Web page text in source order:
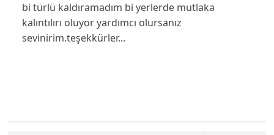
bi türlü kaldıramadım bi yerlerde mutlaka
kalıntılırı oluyor yardımcı olursanız
sevinirim.teşekkürler...